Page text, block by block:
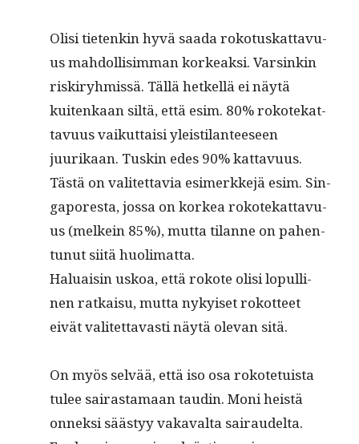
Olisi tietenkin hyvä saa­da roko­tuskat­tavu­
us mah­dol­lisim­man korkeak­si. Varsinkin
riskiryh­mis­sä. Täl­lä het­kel­lä ei näytä
kuitenkaan siltä, että esim. 80% rokotekat­
tavu­us vaikut­taisi yleis­ti­lanteeseen
juurikaan. Tuskin edes 90% kat­tavu­us.
Tästä on valitet­tavia esimerkke­jä esim. Sin­
ga­pores­ta, jos­sa on korkea rokotekat­tavu­
us (melkein 85%), mut­ta tilanne on pahen­
tunut siitä huolimatta.
Halu­aisin uskoa, että rokote olisi lop­ulli­
nen ratkaisu, mut­ta nykyiset rokot­teet
eivät valitet­tavasti näytä ole­van sitä.
On myös selvää, että iso osa rokote­tu­ista
tulee sairas­ta­maan taudin. Moni heistä
onnek­si säästyy vakaval­ta sairaudelta.